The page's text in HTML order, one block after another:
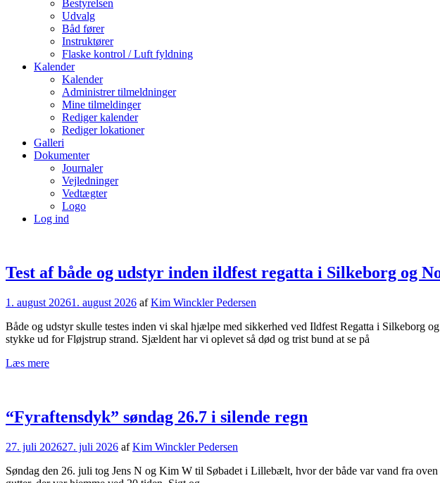
Bestyrelsen
Udvalg
Båd fører
Instruktører
Flaske kontrol / Luft fyldning
Kalender
Kalender
Administrer tilmeldninger
Mine tilmeldinger
Rediger kalender
Rediger lokationer
Galleri
Dokumenter
Journaler
Vejledninger
Vedtægter
Logo
Log ind
Test af både og udstyr inden ildfest regatta i Silkeborg og
1. august 20261. august 2026 afKim Winckler Pedersen
Både og udstyr skulle testes inden vi skal hjælpe med sikkerhed ved Ildfest Regatta i
stykke ud for Fløjstrup strand. Sjældent har vi oplevet så død og trist bund at se på
Læs mere
“Fyraftensdyk” søndag 26.7 i silende regn
27. juli 202627. juli 2026 afKim Winckler Pedersen
Søndag den 26. juli tog Jens N og Kim W til Søbadet i Lillebælt, hvor der både var vand fra